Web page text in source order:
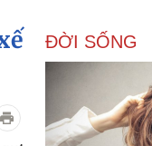
nghiệp
tin doanh nghiệp
ĐỜI SỐNG